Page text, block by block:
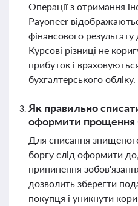
Операції з отримання
Payoneer
фінансового
Курсові різниці не
прибуток і
бухгалтерського обліку.
Як правильно
оформити прощення
Для списання
боргу слід оформити
припинення
дозволить зберегти
покупця і уникнути